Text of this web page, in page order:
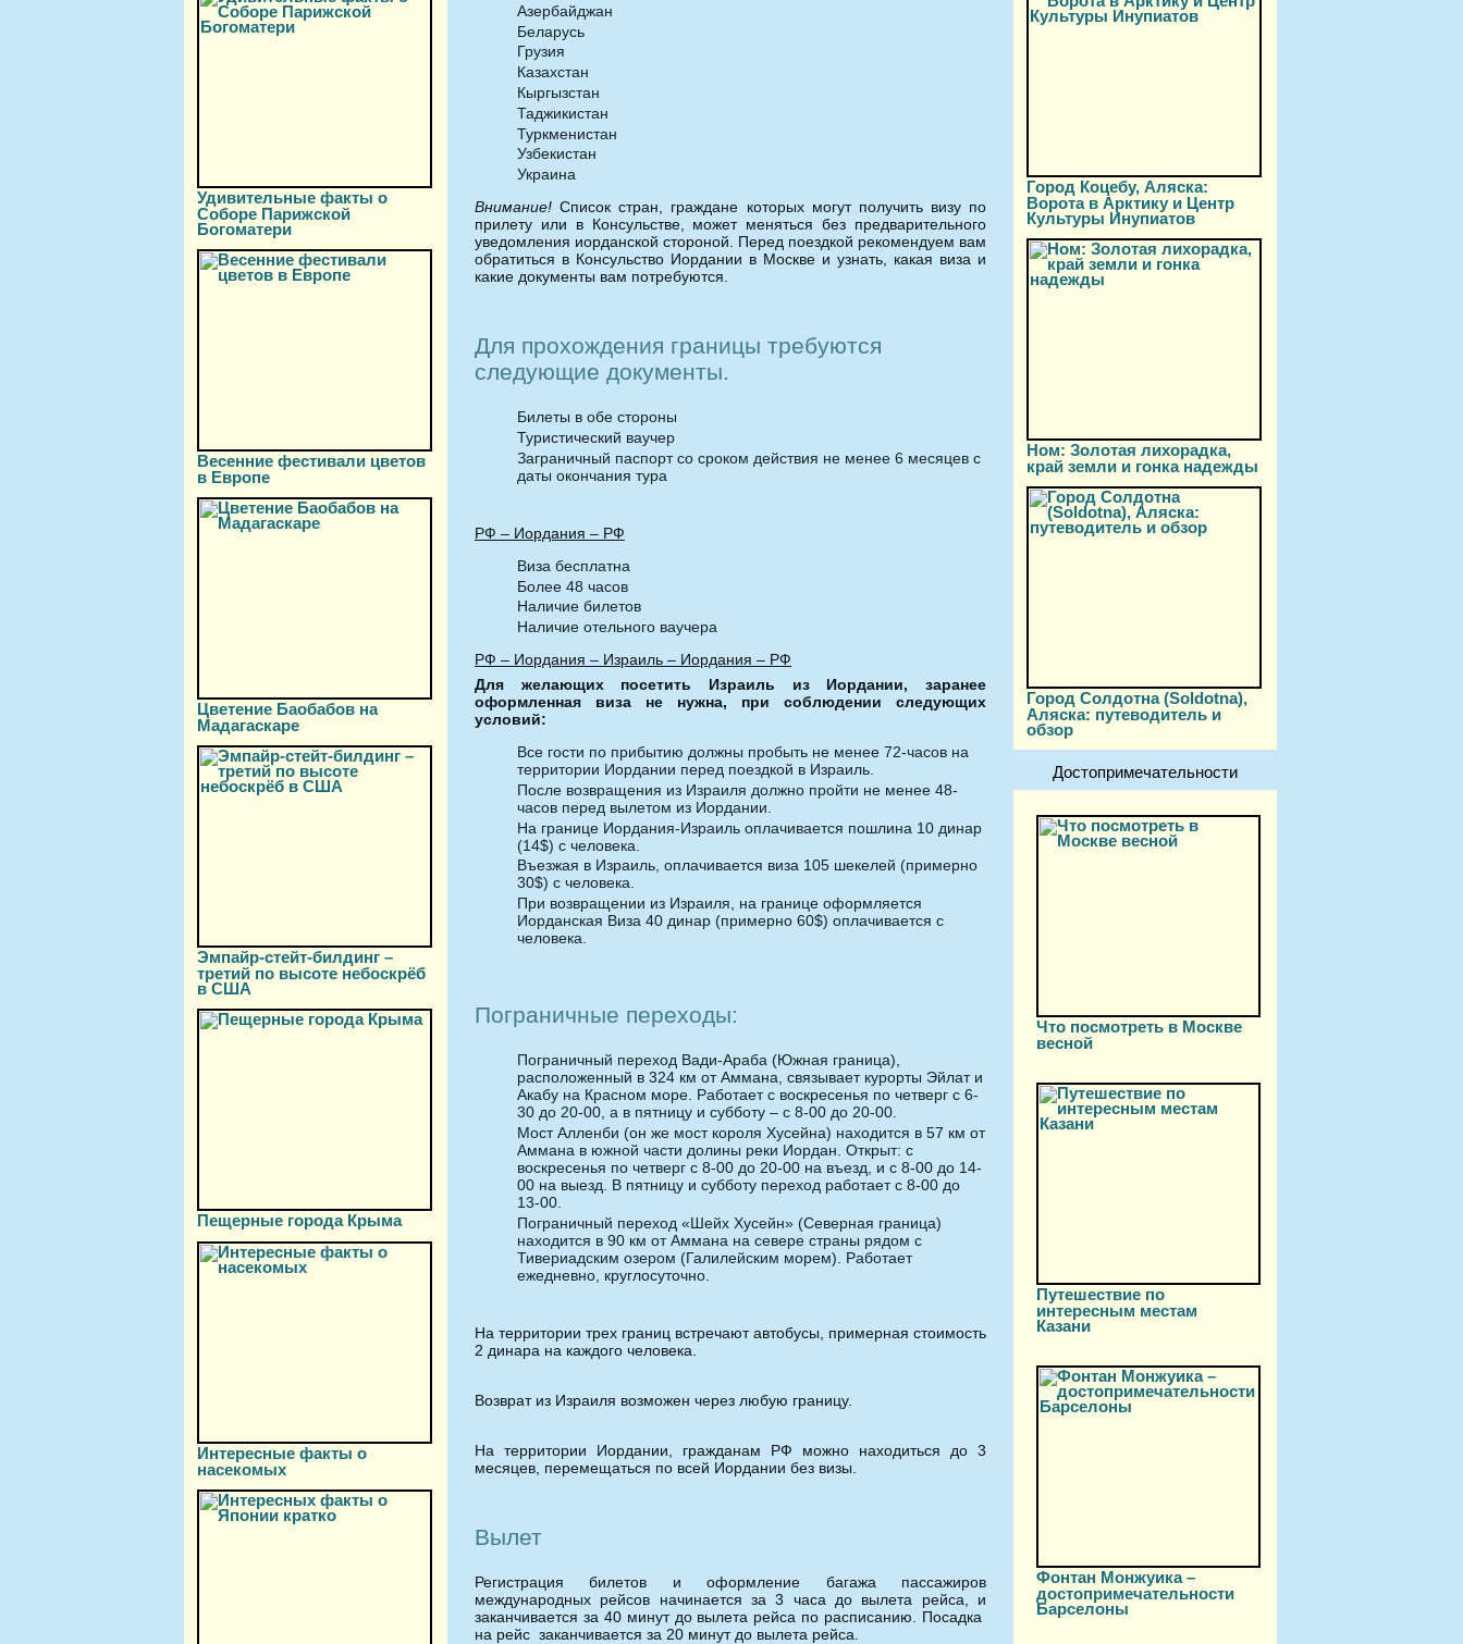
Удивительные факты о
Соборе Парижской
Богоматери
Весенние фестивали цветов
в Европе
Цветение Баобабов на
Мадагаскаре
Эмпайр-стейт-билдинг –
третий по высоте небоскрёб
в США
Пещерные города Крыма
Интересные факты о
насекомых
Азербайджан
Беларусь
Грузия
Казахстан
Кыргызстан
Таджикистан
Туркменистан
Узбекистан
Украина
Внимание! Список стран, граждане которых могут получить визу по
прилету или в Консульстве, может меняться без предварительного
уведомления иорданской стороной. Перед поездкой рекомендуем вам
обратиться в Консульство Иордании в Москве и узнать, какая виза и
какие документы вам потребуются.
Для прохождения границы требуются
следующие документы.
Билеты в обе стороны
Туристический ваучер
Заграничный паспорт со сроком действия не менее 6 месяцев с
даты окончания тура
РФ – Иордания – РФ
Виза бесплатна
Более 48 часов
Наличие билетов
Наличие отельного ваучера
РФ – Иордания – Израиль – Иордания – РФ
Для желающих посетить Израиль из Иордании, заранее
оформленная виза не нужна, при соблюдении следующих
условий:
Все гости по прибытию должны пробыть не менее 72-часов на
территории Иордании перед поездкой в Израиль.
После возвращения из Израиля должно пройти не менее 48-
часов перед вылетом из Иордании.
На границе Иордания-Израиль оплачивается пошлина 10 динар
(14$) с человека.
Въезжая в Израиль, оплачивается виза 105 шекелей (примерно
30$) с человека.
При возвращении из Израиля, на границе оформляется
Иорданская Виза 40 динар (примерно 60$) оплачивается с
человека.
Пограничные переходы:
Пограничный переход Вади-Араба (Южная граница),
расположенный в 324 км от Аммана, связывает курорты Эйлат и
Акабу на Красном море. Работает с воскресенья по четверг с 6-
30 до 20-00, а в пятницу и субботу – с 8-00 до 20-00.
Мост Алленби (он же мост короля Хусейна) находится в 57 км от
Аммана в южной части долины реки Иордан. Открыт: с
воскресенья по четверг с 8-00 до 20-00 на въезд, и с 8-00 до 14-
00 на выезд. В пятницу и субботу переход работает с 8-00 до
13-00.
Пограничный переход «Шейх Хусейн» (Северная граница)
находится в 90 км от Аммана на севере страны рядом с
Тивериадским озером (Галилейским морем). Работает
ежедневно, круглосуточно.
На территории трех границ встречают автобусы, примерная стоимость
2 динара на каждого человека.
Возврат из Израиля возможен через любую границу.
На территории Иордании, гражданам РФ можно находиться до 3
месяцев, перемещаться по всей Иордании без визы.
Вылет
Регистрация билетов и оформление багажа пассажиров
международных рейсов начинается за 3 часа до вылета рейса, и
заканчивается за 40 минут до вылета рейса по расписанию. Посадка
на рейс заканчивается за 20 минут до вылета рейса.
Город Коцебу, Аляска:
Ворота в Арктику и Центр
Культуры Инупиатов
Ном: Золотая лихорадка,
край земли и гонка надежды
Город Солдотна (Soldotna),
Аляска: путеводитель и
обзор
Достопримечательности
Что посмотреть в Москве
весной
Путешествие по
интересным местам
Казани
Фонтан Монжуика –
достопримечательности
Барселоны